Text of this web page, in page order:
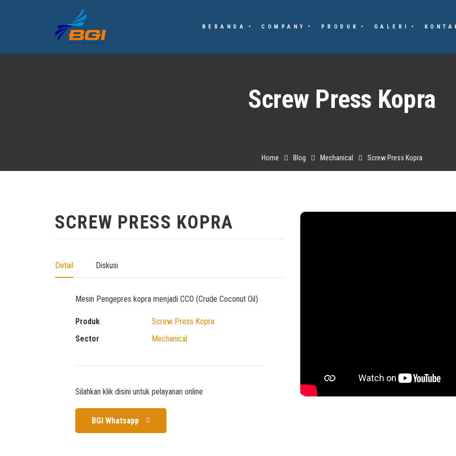
BERANDA COMPANY PRODUK GALERI
Screw Press Kopra
Home Blog Mechanical Screw Press Kopra
SCREW PRESS KOPRA
Detail Diskusi
Mesin Pengepres kopra menjadi CCO (Crude Coconut Oil)
Produk
Screw Press Kopra
Sector
Mechanical
Silahkan klik disini untuk pelayanan online
BGI Whatsapp